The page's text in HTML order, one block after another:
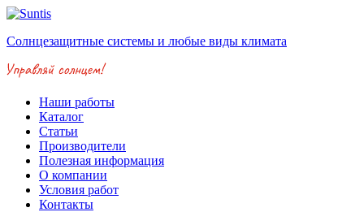
Солнцезащитные системы и любые виды климата
Наши работы
Каталог
Статьи
Производители
Полезная информация
О компании
Условия работ
Контакты